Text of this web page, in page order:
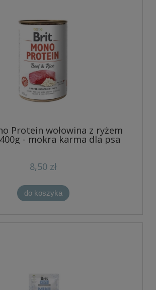
Protein wołowina z ryżem
- mokra karma dla psa
8,50 zł
do koszyka